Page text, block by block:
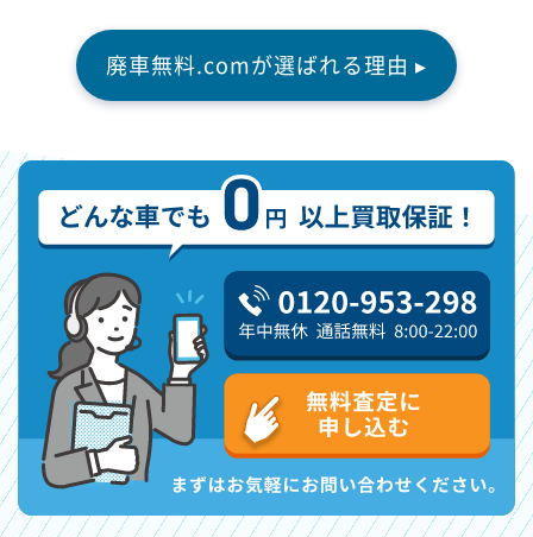
廃車無料.comが選ばれる理由 ▸